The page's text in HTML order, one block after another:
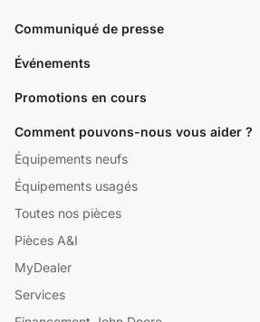
Communiqué de presse
Événements
Promotions en cours
Comment pouvons-nous vous aider ?
Équipements neufs
Équipements usagés
Toutes nos pièces
Pièces A&I
MyDealer
Services